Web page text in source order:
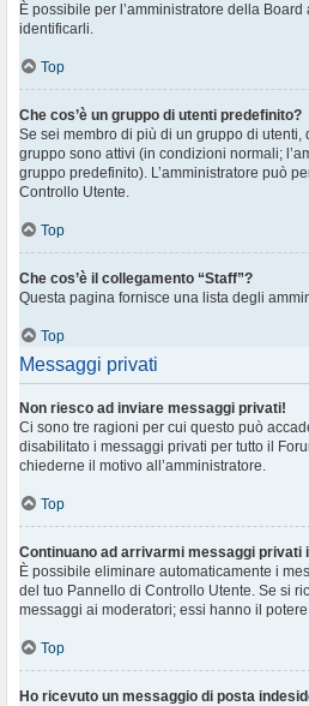
È possibile per l’amministratore della
identificarli.
Top
Che cos’è un gruppo di utenti predefinito?
Se sei membro di più di un gruppo di
gruppo sono attivi (in condizioni normali;
gruppo predefinito). L’amministratore può
Controllo Utente.
Top
Che cos’è il collegamento “Staff”?
Questa pagina fornisce una lista degli
Top
Messaggi privati
Non riesco ad inviare messaggi privati!
Ci sono tre ragioni per cui questo può
disabilitato i messaggi privati per tutto il
chiederne il motivo all’amministratore.
Top
Continuano ad arrivarmi messaggi privati
È possibile eliminare automaticamente i
del tuo Pannello di Controllo Utente. Se si
messaggi ai moderatori; essi hanno il
Top
Ho ricevuto un messaggio di posta